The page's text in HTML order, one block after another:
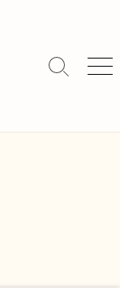
検
替
メ